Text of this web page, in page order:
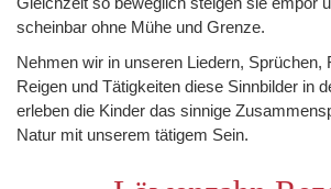
scheinbar ohne Mühe und Grenze.
Nehmen wir in unseren Liedern, Sprüchen,
Reigen und Tätigkeiten diese Sinnbilder in
erleben die Kinder das sinnige
Natur mit unserem tätigem Sein.